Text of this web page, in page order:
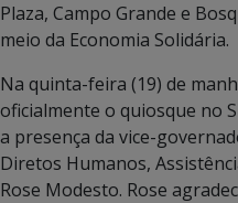
Plaza, Campo Grande e
meio da Economia Solidária.
Na quinta-feira (19) de
oficialmente o quiosque no
a presença da vice-
Diretos Humanos,
Rose Modesto. Rose